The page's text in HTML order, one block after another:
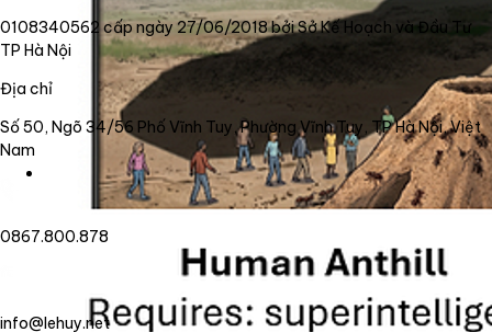
0108340562 cấp ngày 27/06/2018 bởi Sở Kế Hoạch và Đầu Tư
TP Hà Nội
Địa chỉ
Số 50, Ngõ 34/56 Phố Vĩnh Tuy, Phường Vĩnh Tuy, TP Hà Nội, Việt
Nam
0867.800.878
info@lehuy.net